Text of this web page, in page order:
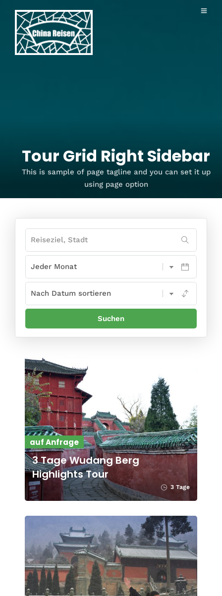
Tour Grid Right Sidebar
This is sample of page tagline and you can set it up
using page option
auf Anfrage
3 Tage Wudang Berg
Highlights Tour
3 Tage